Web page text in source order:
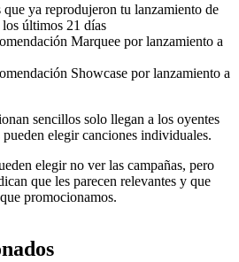
ya reprodujeron tu lanzamiento de
últimos 21 días
Marquee por lanzamiento a
Showcase por lanzamiento a
sencillos solo llegan a los oyentes
elegir canciones individuales.
elegir no ver las campañas, pero
que les parecen relevantes y que
promocionamos.